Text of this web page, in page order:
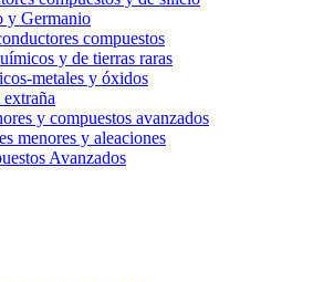
y Germanio
compuestos
y de tierras raras
metales y óxidos
y compuestos avanzados
menores y aleaciones
Avanzados